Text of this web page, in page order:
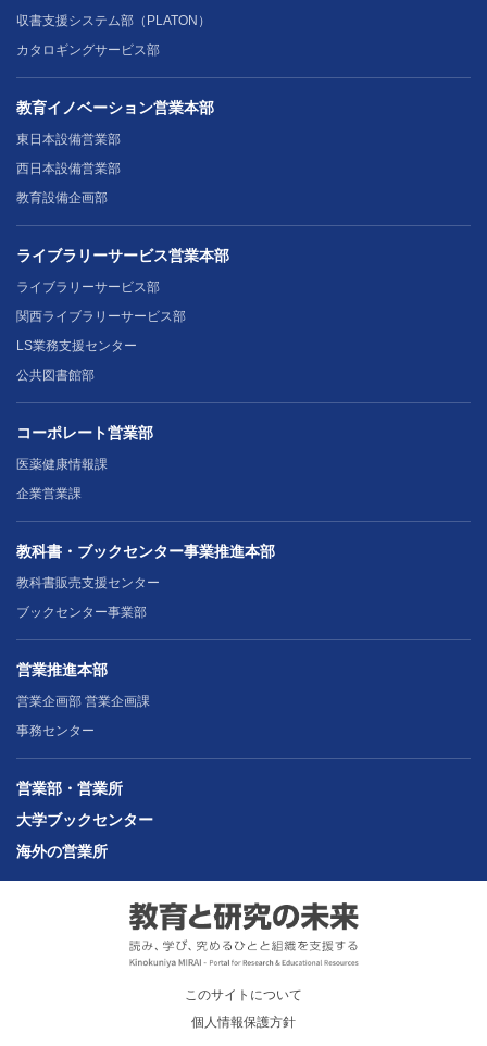
収書支援システム部（PLATON）
カタロギングサービス部
教育イノベーション営業本部
東日本設備営業部
西日本設備営業部
教育設備企画部
ライブラリーサービス営業本部
ライブラリーサービス部
関西ライブラリーサービス部
LS業務支援センター
公共図書館部
コーポレート営業部
医薬健康情報課
企業営業課
教科書・ブックセンター事業推進本部
教科書販売支援センター
ブックセンター事業部
営業推進本部
営業企画部 営業企画課
事務センター
営業部・営業所
大学ブックセンター
海外の営業所
このサイトについて
個人情報保護方針